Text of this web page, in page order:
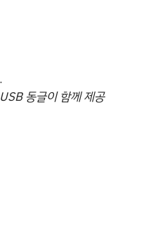
동글이 함께 제공